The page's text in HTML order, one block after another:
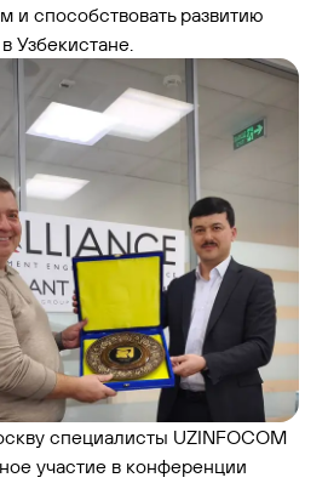
и способствовать развитию
Узбекистане.
специалисты UZINFOCOM
участие в конференции